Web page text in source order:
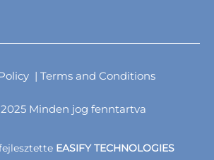
| Terms and Conditions
2025 Minden jog fenntartva
EASIFY TECHNOLOGIES